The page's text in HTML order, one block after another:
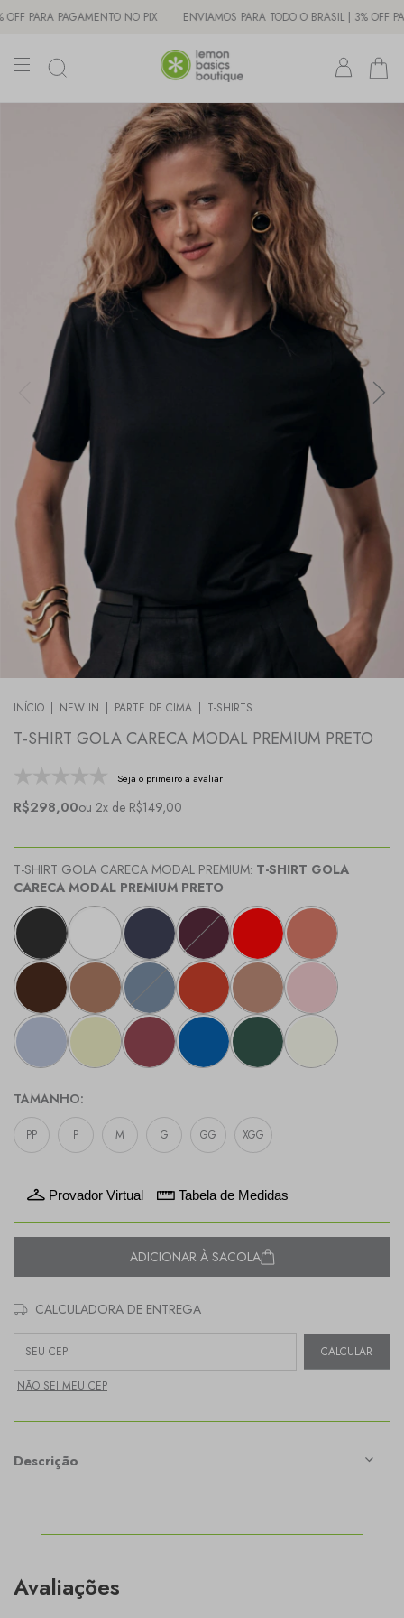
PAGAMENTO NO PIX ENVIAMOS PARA TODO O BRASIL | 3% OFF PARA
INÍCIO | NEW IN | PARTE DE CIMA | T-SHIRTS
T-SHIRT GOLA CARECA MODAL PREMIUM PRETO
Seja o primeiro a avaliar
R$298,00ou 2x de R$149,00
T-SHIRT GOLA CARECA MODAL PREMIUM: T-SHIRT GOLA
CARECA MODAL PREMIUM PRETO
TAMANHO:
PP P M G GG XGG
Provador Virtual Tabela de Medidas
ADICIONAR À SACOLA
CALCULADORA DE ENTREGA
Entregas para o CEP:
CALCULAR
NÃO SEI MEU CEP
Descrição
Avaliações